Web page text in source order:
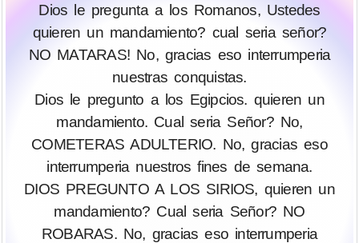
Dios le pregunta a los Romanos, Ustedes
quieren un mandamiento? cual seria señor?
NO MATARAS! No, gracias eso interrumperia
nuestras conquistas.
Dios le pregunto a los Egipcios. quieren un
mandamiento. Cual seria Señor? No,
COMETERAS ADULTERIO. No, gracias eso
interrumperia nuestros fines de semana.
DIOS PREGUNTO A LOS SIRIOS, quieren un
mandamiento? Cual seria Señor? NO
ROBARAS. No, gracias eso interrumperia